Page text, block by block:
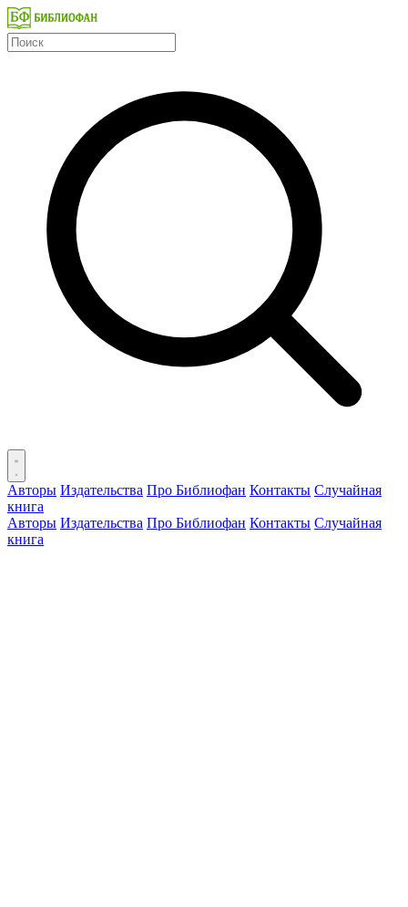
Авторы Издательства Про Библиофан Контакты Случайная
книга
Авторы Издательства Про Библиофан Контакты Случайная
книга